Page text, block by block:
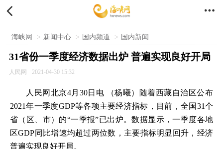
 
海峡网 > 新闻中心 > 国内频道 > 国内新闻
31省份一季度经济数据出炉 普遍实现良好开局
人民网 2021-04-30 15:32
人民网北京4月30日电 （杨曦）随着西藏自治区公布
2021年一季度GDP等各项主要经济指标，目前，全国31个
省（区、市）的“一季报”已出炉。数据显示，一季度各地
区GDP同比增速均超过两位数，主要指标明显回升，经济
普遍实现良好开局。